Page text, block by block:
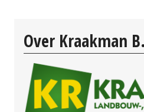
Over Kraakman